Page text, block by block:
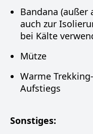
Bandana (außer
auch zur
bei Kälte
Mütze
Warme
Aufstiegs
Sonstiges: